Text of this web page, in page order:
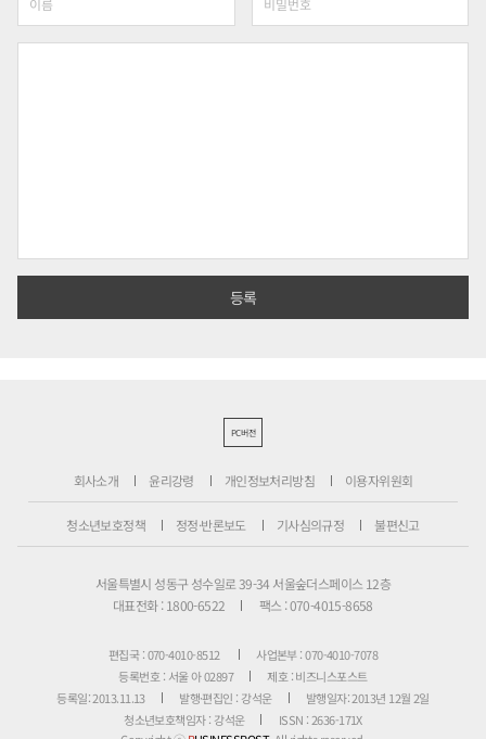
PC버전
회사소개 윤리강령 개인정보처리방침 이용자위원회
청소년보호정책 정정·반론보도 기사심의규정 불편신고
서울특별시 성동구 성수일로 39-34 서울숲더스페이스 12층
대표전화 : 1800-6522
팩스 : 070-4015-8658
편집국 : 070-4010-8512
사업본부 : 070-4010-7078
등록번호 : 서울 아 02897
제호 : 비즈니스포스트
등록일: 2013.11.13
발행·편집인 : 강석운
발행일자: 2013년 12월 2일
청소년보호책임자 : 강석운
ISSN : 2636-171X